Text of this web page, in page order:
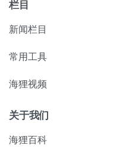
栏目
新闻栏目
常用工具
海狸视频
关于我们
海狸百科